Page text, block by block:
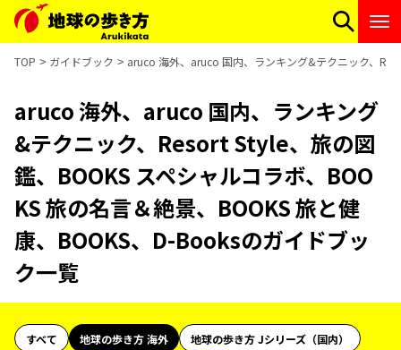
TOP ガイドブック aruco 海外、aruco 国内、ランキング&テクニック、
aruco 海外、aruco 国内、ランキング
&テクニック、Resort Style、旅の図
鑑、BOOKS スペシャルコラボ、BOO
KS 旅の名言＆絶景、BOOKS 旅と健
康、BOOKS、D-Booksのガイドブッ
ク一覧
すべて 地球の歩き方 海外
地球の歩き方 Jシリーズ（国内）